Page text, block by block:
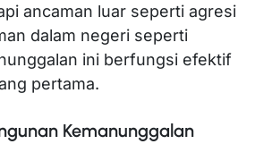
ancaman luar seperti agresi
dalam negeri seperti
ini berfungsi efektif
pertama.
Kemanunggalan